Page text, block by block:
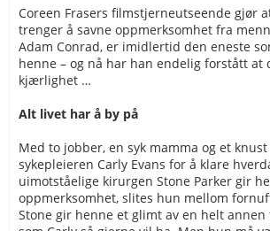
Coreen Frasers filmstjerneutseende gjør
trenger å savne oppmerksomhet fra
Adam Conrad, er imidlertid den eneste
henne – og nå har han endelig forstått at
kjærlighet …
Alt livet har å by på
Med to jobber, en syk mamma og et
sykepleieren Carly Evans for å klare
uimotståelige kirurgen Stone Parker gir
oppmerksomhet, slites hun mellom
Stone gir henne et glimt av en helt